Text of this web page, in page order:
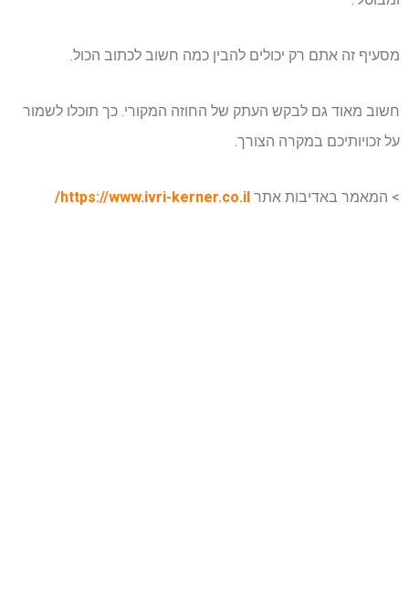
מסעיף זה אתם רק יכולים להבין כמה חשוב לכתוב הכול.
חשוב מאוד גם לבקש העתק של החוזה המקורי. כך תוכלו לשמור
על זכויותיכם במקרה הצורך.
> המאמר באדיבות אתר https://www.ivri-kerner.co.il/